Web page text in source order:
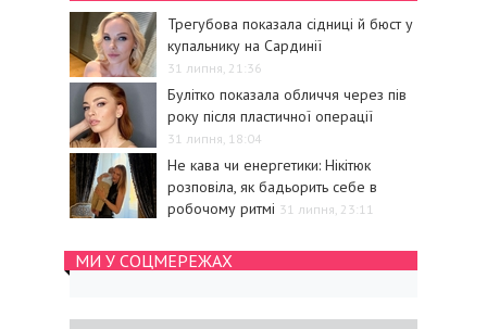
Трегубова показала сідниці й бюст у
купальнику на Сардинії
31 липня, 21:36
Булітко показала обличчя через пів
року після пластичної операції
31 липня, 18:04
Не кава чи енергетики: Нікітюк
розповіла, як бадьорить себе в
робочому ритмі 31 липня, 23:11
МИ У СОЦМЕРЕЖАХ